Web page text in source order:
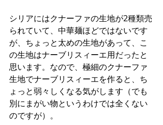
シリアにはクナーファの生地が2種類売
られていて、中華麺ほどではないです
が、ちょっと太めの生地があって、こ
の生地はナーブリスィーエ用だったと
思います。なので、極細のクナーファ
生地でナーブリスィーエを作ると、ち
ょっと弱々しくなる気がします（でも
別にまがい物というわけでは全くない
のですが）。